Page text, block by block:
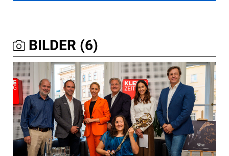
BILDER (6)